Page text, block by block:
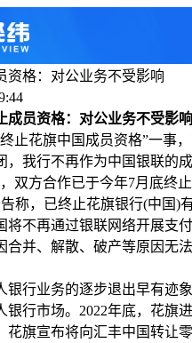
资格：对公业务不受影响
成员资格：对公业务不受影响
花旗中国成员资格”一事，
，我行不再作为中国银联的
双方合作已于今年7月底终止
，已终止花旗银行(中国)
将不再通过银联网络开展支
合并、解散、破产等原因无
行业务的逐步退出早有迹象
银行市场。2022年底，花旗
花旗宣布将向汇丰中国转让